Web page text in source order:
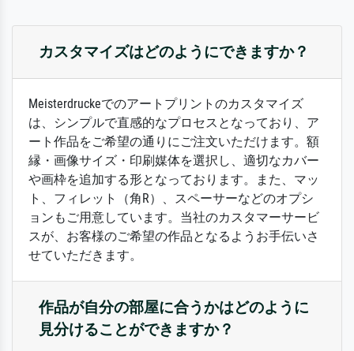
カスタマイズはどのようにできますか？
Meisterdruckeでのアートプリントのカスタマイズ
は、シンプルで直感的なプロセスとなっており、ア
ート作品をご希望の通りにご注文いただけます。額
縁・画像サイズ・印刷媒体を選択し、適切なカバー
や画枠を追加する形となっております。また、マッ
ト、フィレット（角R）、スペーサーなどのオプシ
ョンもご用意しています。当社のカスタマーサービ
スが、お客様のご希望の作品となるようお手伝いさ
せていただきます。
作品が自分の部屋に合うかはどのように
見分けることができますか？